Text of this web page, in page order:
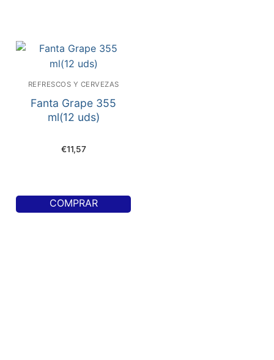
REFRESCOS Y CERVEZAS
Fanta Grape 355
ml(12 uds)
€11,57
COMPRAR